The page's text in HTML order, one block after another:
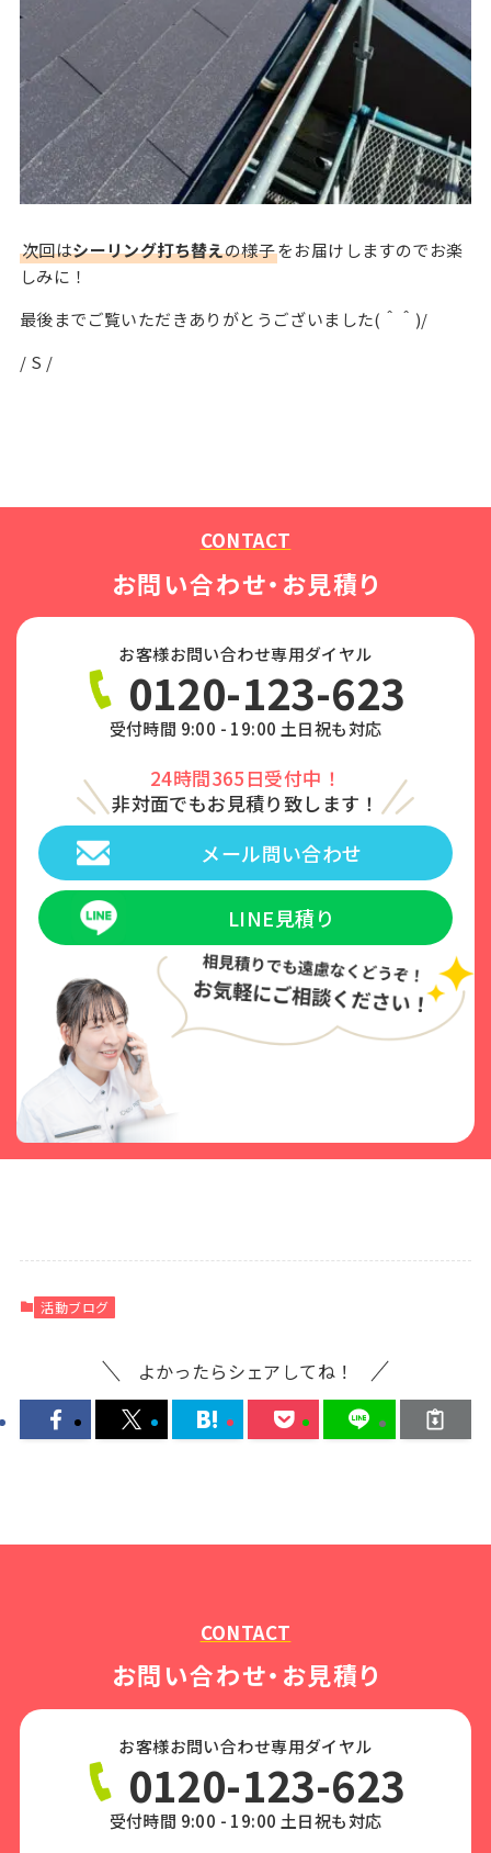
次回はシーリング打ち替えの様子をお届けしますのでお楽
しみに！
最後までご覧いただきありがとうございました(＾＾)/
/ S /
CONTACT
お問い合わせ・お見積り
お客様お問い合わせ専用ダイヤル
0120-123-623
受付時間 9:00 - 19:00 土日祝も対応
24時間365日受付中！
非対面でもお見積り致します！
メール問い合わせ
LINE見積り
活動ブログ
よかったらシェアしてね！
CONTACT
お問い合わせ・お見積り
お客様お問い合わせ専用ダイヤル
0120-123-623
受付時間 9:00 - 19:00 土日祝も対応